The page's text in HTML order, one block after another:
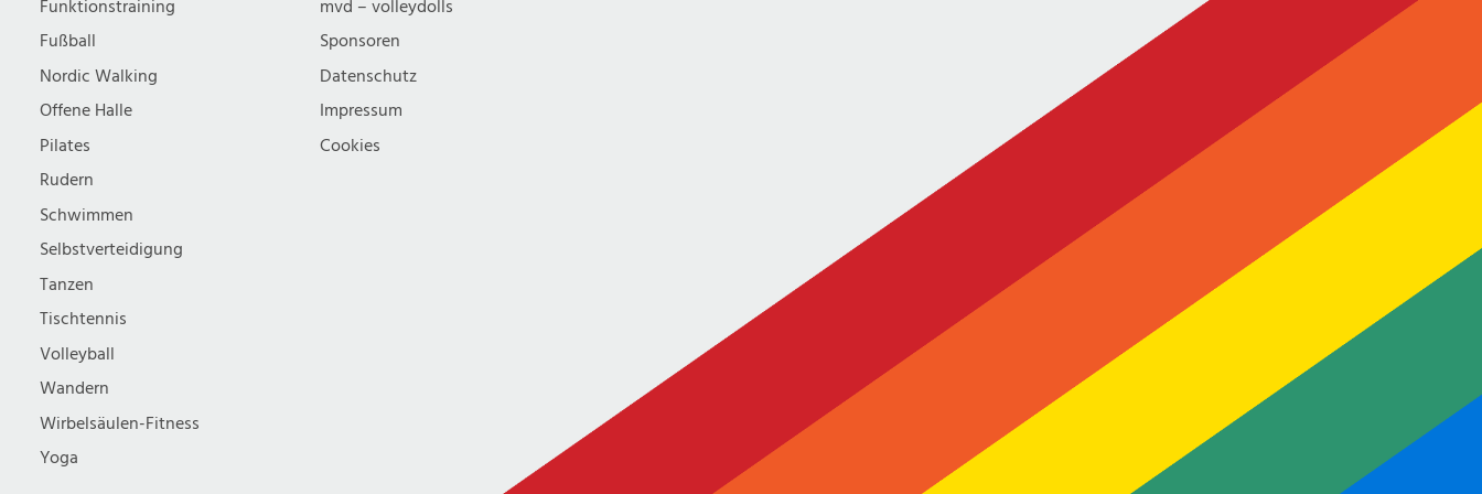
Funktionstraining
Fußball
Nordic Walking
Offene Halle
Pilates
Rudern
Schwimmen
Selbstverteidigung
Tanzen
Tischtennis
Volleyball
Wandern
Wirbelsäulen-Fitness
Yoga
mvd – volleydolls
Sponsoren
Datenschutz
Impressum
Cookies